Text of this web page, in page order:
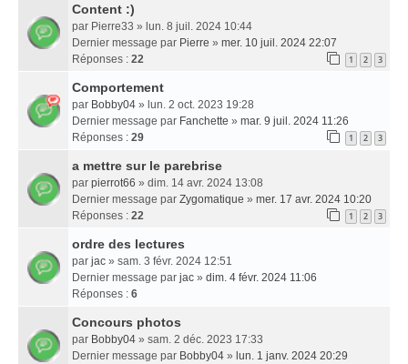
Content :)
par Pierre33 » lun. 8 juil. 2024 10:44
Dernier message par Pierre » mer. 10 juil. 2024 22:07
Réponses : 22 1 2 3
Comportement
par Bobby04 » lun. 2 oct. 2023 19:28
Dernier message par Fanchette » mar. 9 juil. 2024 11:26
Réponses : 29 1 2 3
a mettre sur le parebrise
par pierrot66 » dim. 14 avr. 2024 13:08
Dernier message par Zygomatique » mer. 17 avr. 2024 10:20
Réponses : 22 1 2 3
ordre des lectures
par jac » sam. 3 févr. 2024 12:51
Dernier message par jac » dim. 4 févr. 2024 11:06
Réponses : 6
Concours photos
par Bobby04 » sam. 2 déc. 2023 17:33
Dernier message par Bobby04 » lun. 1 janv. 2024 20:29